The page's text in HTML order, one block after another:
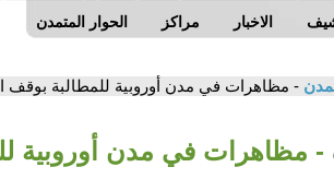
الحوار المتمدن مراكز الاخبار
- مظاهرات في مدن أوروبية للمطالبة بوقف
- مظاهرات في مدن أوروبية